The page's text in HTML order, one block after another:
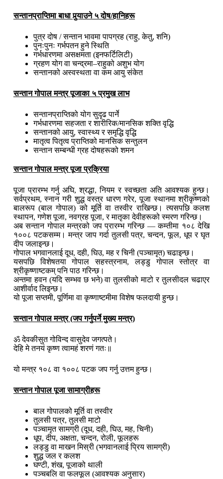
सन्तानप्राप्तिमा बाधा पुर्‍याउने ५ दोष/हानिहरू
पुत्र दोष / सन्तान भावमा पापग्रह (राहु, केतु, शनि)
पुनःपुनः गर्भपतन हुने स्थिति
गर्भधारणमा असक्षमता (इनफर्टिलिटी)
ग्रहण योग वा चन्द्रमा–राहुको अशुभ योग
सन्तानको अस्वस्थता वा कम आयु संकेत
सन्तान गोपाल मन्त्र पूजाका ५ प्रमुख लाभ
सन्तानप्राप्तिको योग सुदृढ पार्ने
गर्भधारणमा सहजता र शारीरिक/मानसिक शक्ति वृद्धि
सन्तानको आयु, स्वास्थ्य र समृद्धि वृद्धि
मातृत्व पितृत्व प्राप्तिको मानसिक सन्तुलन
सन्तान सम्बन्धी ग्रह दोषहरूको शमन
सन्तान गोपाल मन्त्र पूजा प्रक्रिया
पूजा प्रारम्भ गर्नु अघि, श्रद्धा, नियम र स्वच्छता अति आवश्यक हुन्छ।
सर्वप्रथम, स्नान गरी शुद्ध वस्त्र धारण गरेर, पूजा स्थानमा श्रीकृष्णको
बालरूप (बाल गोपाल) को मूर्ति वा तस्वीर राखिन्छ। त्यसपछि कलश
स्थापन, गणेश पूजा, नवग्रह पूजा, र मातृका देवीहरूको स्मरण गरिन्छ।
अब सन्तान गोपाल मन्त्रको जप प्रारम्भ गरिन्छ — कम्तीमा १०८ देखि
१००८ पटकसम्म। मन्त्र जाप गर्दा तुलसी पत्र, चन्दन, फूल, धूप र घृत
दीप जलाइन्छ।
गोपाल भगवानलाई दूध, दही, घिउ, मह र चिनी (पञ्चामृत) चढाइन्छ।
यसपछि विशेषतया गोपाल सहस्त्रनाम, लड्डु गोपाल स्तोत्र वा
श्रीकृष्णाष्टकम् पनि पाठ गरिन्छ।
अन्तमा हवन (यदि सम्भव छ भने) वा तुलसीको माटो र तुलसीदल चढाएर
आशीर्वाद लिइन्छ।
यो पूजा सप्तमी, पूर्णिमा वा कृष्णाष्टमीमा विशेष फलदायी हुन्छ।
सन्तान गोपाल मन्त्र (जप गर्नुपर्ने मुख्य मन्त्र)
ॐ देवकीसुत गोविन्द वासुदेव जगत्पते।
देहि मे तनयं कृष्ण त्वामहं शरणं गतः॥
यो मन्त्र १०८ वा १००८ पटक जप गर्नु उत्तम हुन्छ।
सन्तान गोपाल पूजा सामाग्रीहरू
बाल गोपालको मूर्ति वा तस्वीर
तुलसी पत्र, तुलसी माटो
पञ्चामृत सामग्री (दूध, दही, घिउ, मह, चिनी)
धूप, दीप, अक्षता, चन्दन, रोली, फूलहरू
लड्डु वा माखन मिस्री (भगवानलाई प्रिय सामग्री)
शुद्ध जल र कलश
घण्टी, शंख, पूजाको थाली
पञ्चबलि वा फलफूल (आवश्यक अनुसार)